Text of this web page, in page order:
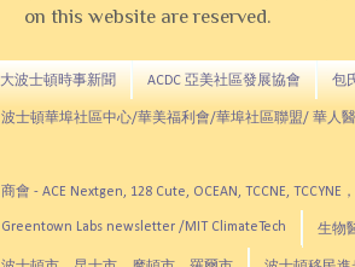
on this website are reserved.
大波士頓時事新聞 ACDC 亞美社區發展協會 包
波士頓華埠社區中心/華美福利會/華埠社區聯盟/ 華人
商會 - ACE Nextgen, 128 Cute, OCEAN, TCCNE,
Greentown Labs newsletter /MIT ClimateTech 生物